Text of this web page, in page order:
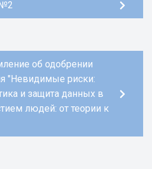
об одобрении
"Невидимые риски:
и защита данных в
людей: от теории к